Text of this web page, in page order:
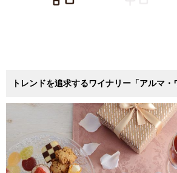
トレンドを追求するワイナリー「アルマ・